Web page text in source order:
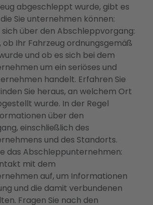
abgeschleppt wurde, gibt es
Sie unternehmen können:
sich über den Abschleppvorgang:
ob Ihr Fahrzeug ordnungsgemäß
und ob es sich bei dem
um ein seriöses und
handelt. Erfahren Sie
Sie heraus, an welchem Ort
wurde. In der Regel
über den
einschließlich des
und des Standorts.
das Abschleppunternehmen:
mit dem
auf, um Informationen
und die damit verbundenen
Fragen Sie nach den